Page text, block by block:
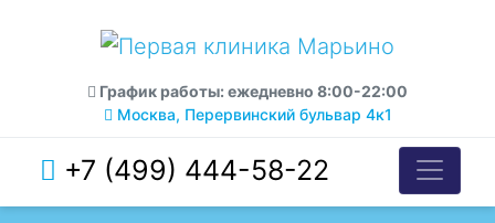
График работы: ежедневно 8:00-22:00
Москва, Перервинский бульвар 4к1
+7 (499) 444-58-22